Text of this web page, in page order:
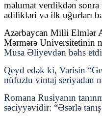
məlumat verdikdən sonra
adilikləri və ilk uğurları
Azərbaycan Milli Elmlər
Mərmərə Universitetinin
Musa Əliyevdən bəhs
Qeyd edək ki, Varisin
nüfuzlu vintaj seriyadan
Romana Rusiyanın
səciyyəvidir: “Əsərlə